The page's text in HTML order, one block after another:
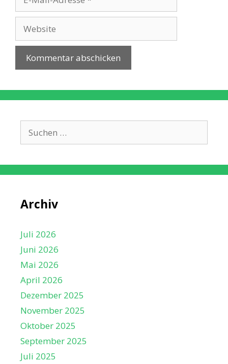
Mail-
Adresse
nach:
Archiv
Juli 2026
Juni 2026
Mai 2026
April 2026
Dezember 2025
November 2025
Oktober 2025
September 2025
Juli 2025